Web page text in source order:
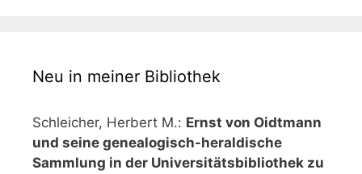
Neu in meiner Bibliothek
Schleicher, Herbert M.: Ernst von Oidtmann
und seine genealogisch-heraldische
Sammlung in der Universitätsbibliothek zu